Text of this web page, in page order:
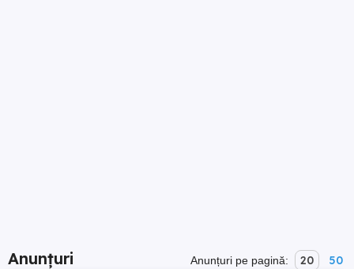
Anunțuri Anunțuri pe pagină: 20 50